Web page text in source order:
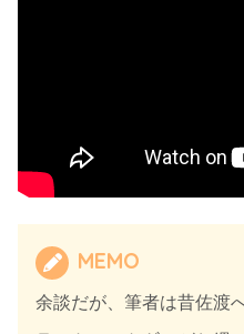
MEMO
余談だが、筆者は昔佐渡